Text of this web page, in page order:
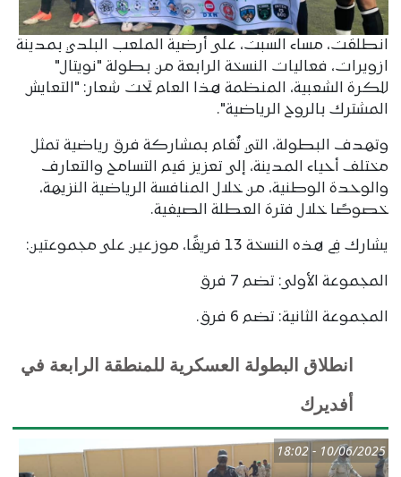
انطلقت، مساء السبت، على أرضية الملعب البلدي بمدينة
ازويرات، فعاليات النسخة الرابعة من بطولة "نويتال"
للكرة الشعبية، المنظمة هذا العام تحت شعار: "التعايش
المشترك بالروح الرياضية".
وتهدف البطولة، التي تُقام بمشاركة فرق رياضية تمثل
مختلف أحياء المدينة، إلى تعزيز قيم التسامح والتعارف
والوحدة الوطنية، من خلال المنافسة الرياضية النزيهة،
خصوصًا خلال فترة العطلة الصيفية.
يشارك في هذه النسخة 13 فريقًا، موزعين على مجموعتين:
المجموعة الأولى: تضم 7 فرق
المجموعة الثانية: تضم 6 فرق.
انطلاق البطولة العسكرية للمنطقة الرابعة في
أفديرك
10/06/2025 - 18:02